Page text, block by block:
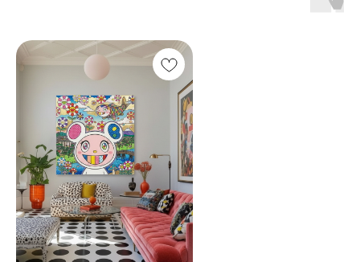
Москва - производство картин
на холсте ( Москва,
Полимерная дом 8 \ ПН-ПТ 9-
18 | СБ 10-16 \ Посещение — по
предварительной записи)
Сочи - Производство дверей и
мебели (Доставка по РФ )
Связь с нами:
Из-за большого количества
спама предпочитаем общение
через мессенджеры. Главный
канал — Max Напишите нам, и
мы оперативно ответим.